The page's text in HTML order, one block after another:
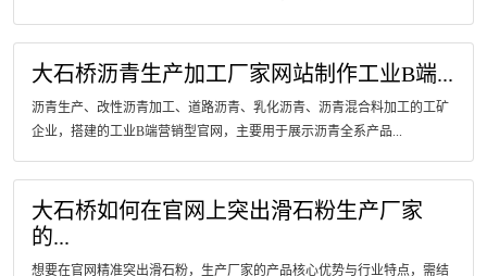
大石桥沥青生产加工厂家网站制作工业B端...
沥青生产、改性沥青加工、道路沥青、乳化沥青、沥青混合料加工的工矿
企业，搭建的工业B端营销型官网，主要用于展示沥青全系产品...
大石桥如何在官网上突出滑石粉生产厂家
的...
想要在官网精准突出滑石粉，生产厂家的产品核心优势与行业特点，需结